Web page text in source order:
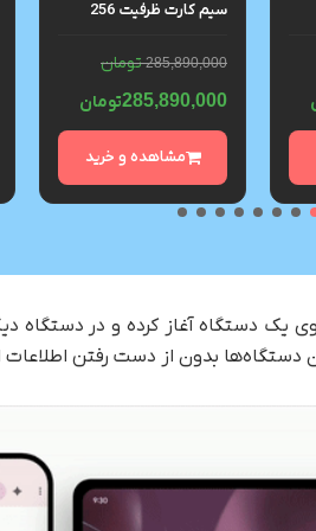
سیم کارت ظرفیت 256
– پک ویتنام
285,890,000 تومان
285,890,000تومان
مشاهده و خرید
یک دستگاه آغاز کرده و در دستگاه
دستگاه‌ها بدون از دست رفتن اطلاعات